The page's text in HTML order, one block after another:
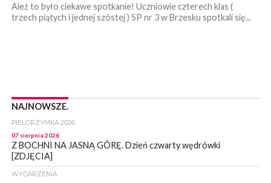
Ależ to było ciekawe spotkanie! Uczniowie czterech klas (
trzech piątych i jednej szóstej ) SP nr 3 w Brzesku spotkali się...
NAJNOWSZE.
PIELGRZYMKA 2026
07 sierpnia 2026
Z BOCHNI NA JASNĄ GÓRĘ. Dzień czwarty wędrówki
[ZDJĘCIA]
WYDARZENIA